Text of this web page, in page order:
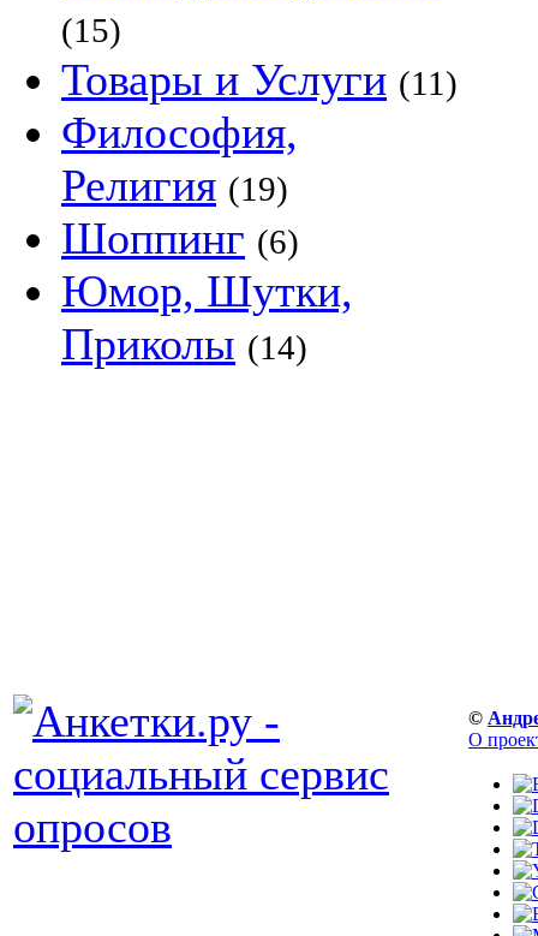
(15)
Товары и Услуги (11)
Философия,
Религия (19)
Шоппинг (6)
Юмор, Шутки,
Приколы (14)
©
О